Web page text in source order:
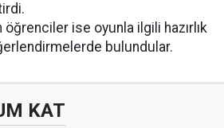
ise oyunla ilgili hazırlık
bulundular.
KAT